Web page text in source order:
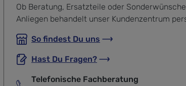
Ob Beratung, Ersatzteile oder
Anliegen behandelt unser Kundenzentrum
So findest Du uns
Hast Du Fragen?
Telefonische Fachberatung